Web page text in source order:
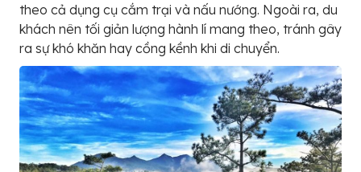
theo cả dụng cụ cắm trại và nấu nướng. Ngoài ra, du
khách nên tối giản lượng hành lí mang theo, tránh gây
ra sự khó khăn hay cồng kềnh khi di chuyển.